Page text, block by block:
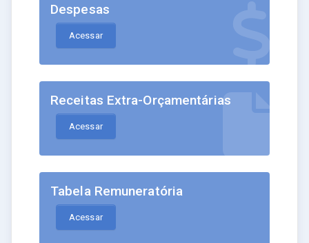
Despesas
Acessar
Receitas Extra-Orçamentárias
Acessar
Tabela Remuneratória
Acessar